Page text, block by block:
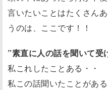
言いたいことはたくさん
うのは、ここです！！
”素直に人の話を聞いて受
私これしたことある・・
私この話聞いたことがある